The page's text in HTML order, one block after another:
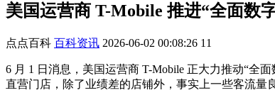
美国运营商 T-Mobile 推进“全面数
点点百科 百科资讯 2026-06-02 00:08:26 11
6 月 1 日消息，美国运营商 T-Mobile 正大力推动“全
直营门店，除了业绩差的店铺外，事实上一些客流量